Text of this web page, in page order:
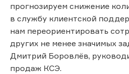
прогнозируем снижение
в службу клиентской
нам переориентировать
других не менее значимых
Дмитрий Боровлёв,
продаж КСЭ.